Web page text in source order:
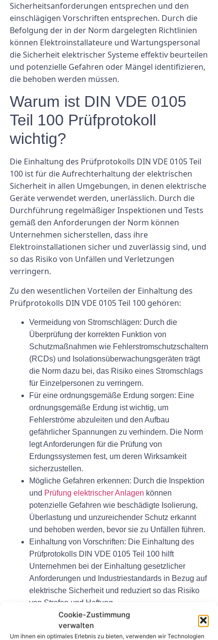
Cookie-Zustimmung
verwalten
Um ihnen ein optimales Erlebnis zu bieten, verwenden wir Technologien
Sicherheitsanforderungen entsprechen und den
einschlägigen Vorschriften entsprechen. Durch die
Befolgung der in der Norm dargelegten Richtlinien
können Elektroinstallateure und Wartungspersonal
die Sicherheit elektrischer Systeme effektiv beurteilen
und potenzielle Gefahren oder Mängel identifizieren,
die behoben werden müssen.
Warum ist DIN VDE 0105
Teil 100 Prüfprotokoll
wichtig?
Die Einhaltung des Prüfprotokolls DIN VDE 0105 Teil
100 ist für die Aufrechterhaltung der elektrischen
Sicherheit in allen Umgebungen, in denen elektrische
Geräte verwendet werden, unerlässlich. Durch die
Durchführung regelmäßiger Inspektionen und Tests
gemäß den Anforderungen der Norm können
Unternehmen sicherstellen, dass ihre
Elektroinstallationen sicher und zuverlässig sind, und
so das Risiko von Unfällen und Verletzungen
verringern.
Zu den wesentlichen Vorteilen der Einhaltung des
Prüfprotokolls DIN VDE 0105 Teil 100 gehören:
Vermeidung von Stromschlägen: Durch die
Überprüfung der korrekten Funktion von
Schutzmaßnahmen wie Fehlerstromschutzschaltern
(RCDs) und Isolationsüberwachungsgeräten trägt
die Norm dazu bei, das Risiko eines Stromschlags
für Einzelpersonen zu verringern.
Für eine ordnungsgemäße Erdung sorgen: Eine
ordnungsgemäße Erdung ist wichtig, um
Fehlerströme abzuleiten und den Aufbau
gefährlicher Spannungen zu verhindern. Die Norm
legt Anforderungen für die Prüfung von
Erdungssystemen fest, um deren Wirksamkeit
sicherzustellen.
Mögliche Gefahren erkennen: Durch die Inspektion
und Prüfung elektrischer Anlagen können
potenzielle Gefahren wie beschädigte Isolierung,
Überlastung und unzureichender Schutz erkannt
und behoben werden, bevor sie zu Unfällen führen.
Einhaltung von Vorschriften: Die Einhaltung des
Prüfprotokolls DIN VDE 0105 Teil 100 hilft
Unternehmen bei der Einhaltung gesetzlicher
Anforderungen und Industriestandards in Bezug auf
elektrische Sicherheit und reduziert so das Risiko
von Strafen und Haftung.
Abschluss